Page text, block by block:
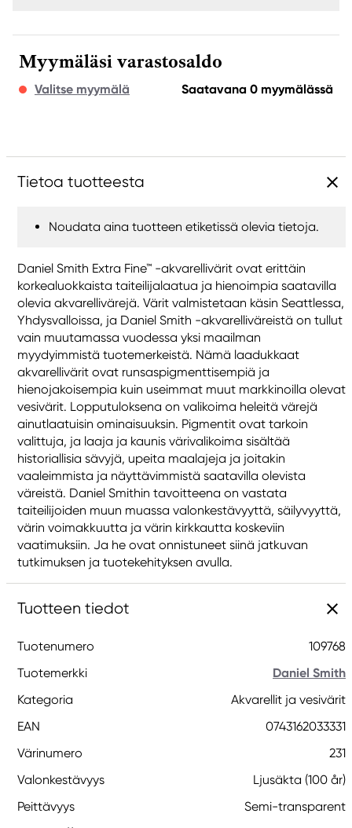
Myymäläsi varastosaldo
Valitse myymälä Saatavana 0 myymälässä
Tietoa tuotteesta
Noudata aina tuotteen etiketissä olevia tietoja.
Daniel Smith Extra Fine™ -akvarellivärit ovat erittäin
korkealuokkaista taiteilijalaatua ja hienoimpia saatavilla
olevia akvarellivärejä. Värit valmistetaan käsin Seattlessa,
Yhdysvalloissa, ja Daniel Smith -akvarelliväreistä on tullut
vain muutamassa vuodessa yksi maailman
myydyimmistä tuotemerkeistä. Nämä laadukkaat
akvarellivärit ovat runsaspigmenttisempiä ja
hienojakoisempia kuin useimmat muut markkinoilla olevat
vesivärit. Lopputuloksena on valikoima heleitä värejä
ainutlaatuisin ominaisuuksin. Pigmentit ovat tarkoin
valittuja, ja laaja ja kaunis värivalikoima sisältää
historiallisia sävyjä, upeita maalajeja ja joitakin
vaaleimmista ja näyttävimmistä saatavilla olevista
väreistä. Daniel Smithin tavoitteena on vastata
taiteilijoiden muun muassa valonkestävyyttä, säilyvyyttä,
värin voimakkuutta ja värin kirkkautta koskeviin
vaatimuksiin. Ja he ovat onnistuneet siinä jatkuvan
tutkimuksen ja tuotekehityksen avulla.
Tuotteen tiedot
Tuotenumero
109768
Tuotemerkki
Daniel Smith
Kategoria
Akvarellit ja vesivärit
EAN
0743162033331
Värinumero
231
Valonkestävyys
Ljusäkta (100 år)
Peittävyys
Semi-transparent